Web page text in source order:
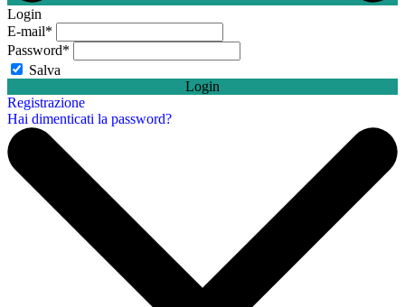
Login
E-mail*
Password*
Salva
Login
Registrazione
Hai dimenticati la password?